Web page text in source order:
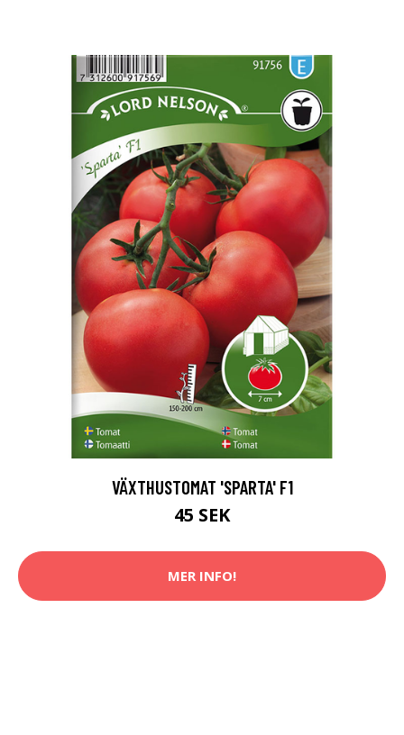
VÄXTHUSTOMAT 'SPARTA' F1
45 SEK
MER INFO!